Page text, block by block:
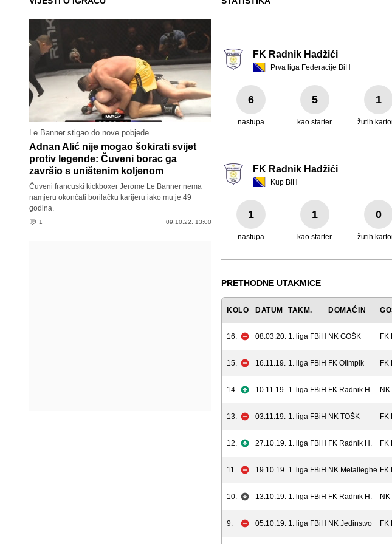
Le Banner stigao do nove pobjede
Adnan Alić nije mogao šokirati svijet
protiv legende: Čuveni borac ga
završio s uništenim koljenom
Čuveni francuski kickboxer Jerome Le Banner nema
namjeru okončati borilačku karijeru iako mu je 49
godina.
1 09.10.22. 13:00
FK Radnik Hadžići
Prva liga Federacije BiH
6
nastupa
5
kao starter
1
žutih
FK Radnik Hadžići
Kup BiH
1
nastupa
1
kao starter
0
žutih
PRETHODNE UTAKMICE
KOLO DATUM TAKM. DOMAĆIN
16. 08.03.20. 1. liga FBiH NK GOŠK FK
15. 16.11.19. 1. liga FBiH FK Olimpik FK
14. 10.11.19. 1. liga FBiH FK Radnik H.
13. 03.11.19. 1. liga FBiH NK TOŠK FK
12. 27.10.19. 1. liga FBiH FK Radnik H. FK
11. 19.10.19. 1. liga FBiH NK Metalleghe FK
10. 13.10.19. 1. liga FBiH FK Radnik H.
9. 05.10.19. 1. liga FBiH NK Jedinstvo FK